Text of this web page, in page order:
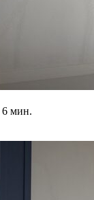
6 мин.